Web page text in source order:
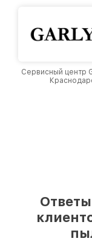
Сервисный